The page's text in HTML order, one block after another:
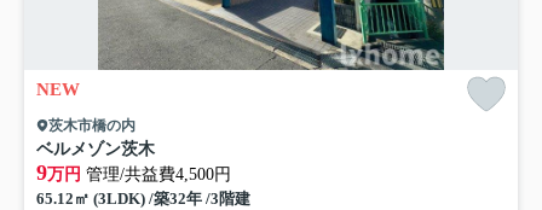
NEW
茨木市橋の内
ベルメゾン茨木
9万円 管理/共益費4,500円
65.12㎡ (3LDK) /築32年 /3階建